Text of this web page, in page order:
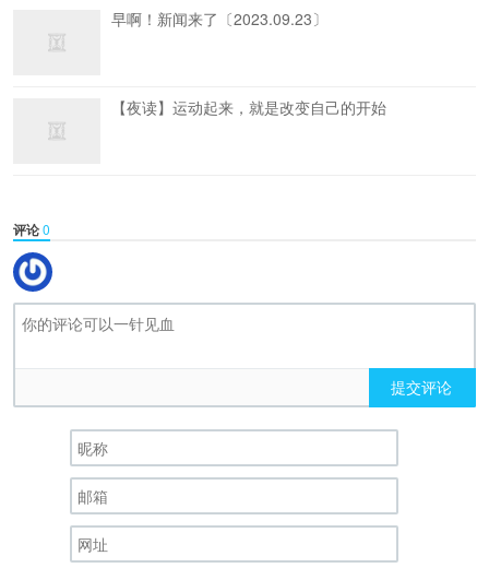
早啊！新闻来了〔2023.09.23〕
【夜读】运动起来，就是改变自己的开始
评论0
提交评论